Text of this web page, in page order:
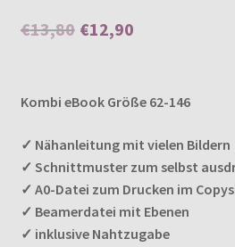
€13,80 Ursprünglicher
war:
€12,90Aktueller
ist:
Kombi eBook Größe 62-146
✓ Nähanleitung mit vielen Bildern
✓ Schnittmuster zum selbst
✓ A0-Datei zum Drucken im
✓ Beamerdatei mit Ebenen
✓ inklusive Nahtzugabe